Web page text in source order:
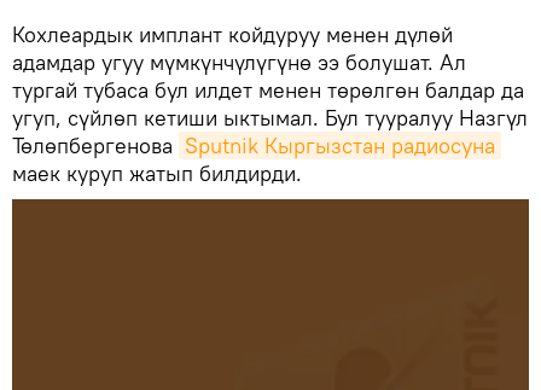
Кохлеардык имплант койдуруу менен дүлөй
адамдар угуу мүмкүнчүлүгүнө ээ болушат. Ал
тургай тубаса бул илдет менен төрөлгөн балдар да
угуп, сүйлөп кетиши ыктымал. Бул тууралуу Назгүл
Төлөпбергенова Sputnik Кыргызстан радиосуна
маек куруп жатып билдирди.